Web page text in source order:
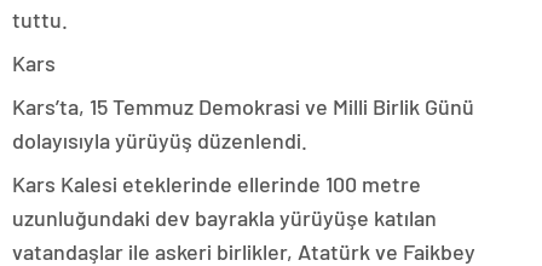
tuttu.
Kars
Kars’ta, 15 Temmuz Demokrasi ve Milli Birlik Günü
dolayısıyla yürüyüş düzenlendi.
Kars Kalesi eteklerinde ellerinde 100 metre
uzunluğundaki dev bayrakla yürüyüşe katılan
vatandaşlar ile askeri birlikler, Atatürk ve Faikbey